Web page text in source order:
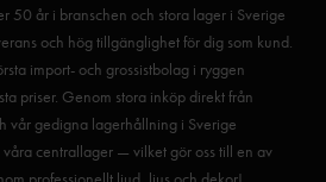
50 år i branschen och stora lager i Sverige
och hög tillgänglighet för dig som kund.
import- och grossistbolag i ryggen
priser. Genom stora inköp direkt från
vår gedigna lagerhållning i Sverige
centrallager — vilket gör oss till en av